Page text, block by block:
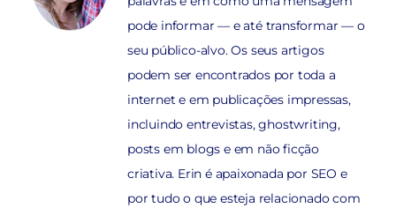
pode informar — e até transformar — o
seu público-alvo. Os seus artigos
podem ser encontrados por toda a
internet e em publicações impressas,
incluindo entrevistas, ghostwriting,
posts em blogs e em não ficção
criativa. Erin é apaixonada por SEO e
por tudo o que esteja relacionado com